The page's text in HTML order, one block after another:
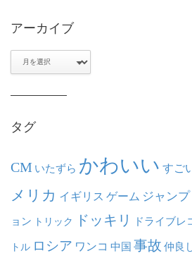
アーカイブ
タグ
CM いたずら かわいい すご
メリカ イギリス ゲーム ジャンプ
ョン トリック ドッキリ ドライブレ
トル ロシア ワンコ 中国 事故 仲良